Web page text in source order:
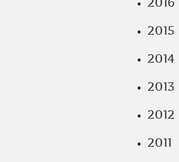
2015
2014
2013
2012
2011